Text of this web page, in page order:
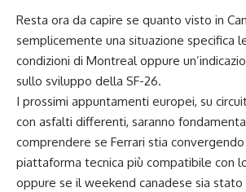
Resta ora da capire se quanto visto in
semplicemente una situazione specifica
condizioni di Montreal oppure
sullo sviluppo della SF-26.
I prossimi appuntamenti europei, su
con asfalti differenti, saranno
comprendere se Ferrari stia
piattaforma tecnica più compatibile con
oppure se il weekend canadese sia